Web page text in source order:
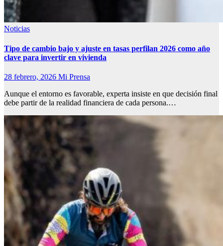
Noticias
Tipo de cambio bajo y ajuste en tasas perfilan 2026 como año
clave para invertir en vivienda
28 febrero, 2026 Mi Prensa
Aunque el entorno es favorable, experta insiste en que decisión final
debe partir de la realidad financiera de cada persona.…